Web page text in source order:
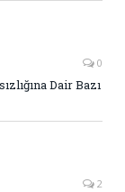
0
Dair Bazı
2